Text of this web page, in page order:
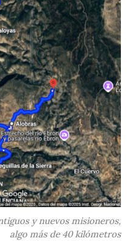
y nuevos misioneros,
algo más de 40 kilómetros